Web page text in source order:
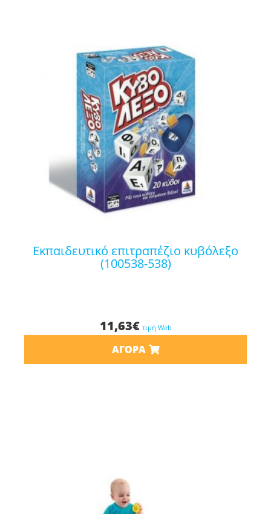
εκπαιδευτικό επιτραπέζιο κυβόλεξο
(100538-538)
11,63€ τιμή Web
ΑΓΟΡΆ